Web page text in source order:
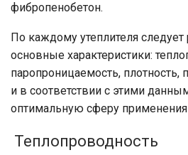
фибропенобетон.
По каждому утеплителя следует
основные характеристики:
паропроницаемость, плотность,
и в соответствии с этими
оптимальную сферу применения
Теплопроводность